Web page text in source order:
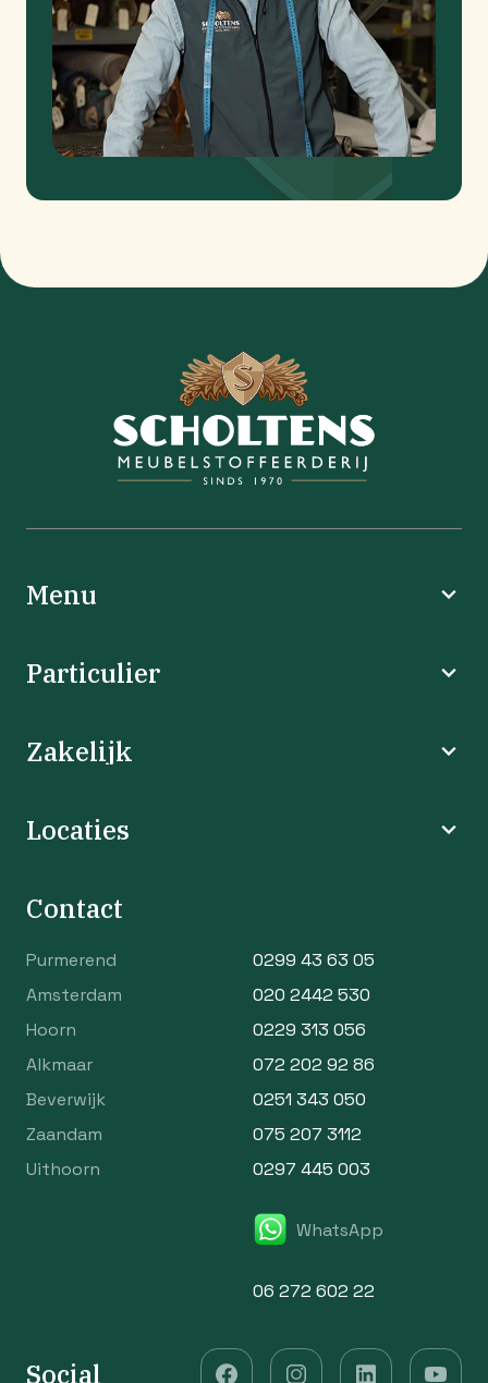
Menu
Particulier
Zakelijk
Locaties
Contact
Purmerend
0299 43 63 05
Amsterdam
020 2442 530
Hoorn
0229 313 056
Alkmaar
072 202 92 86
Beverwijk
0251 343 050
Zaandam
075 207 3112
Uithoorn
0297 445 003
WhatsApp
06 272 602 22
Social